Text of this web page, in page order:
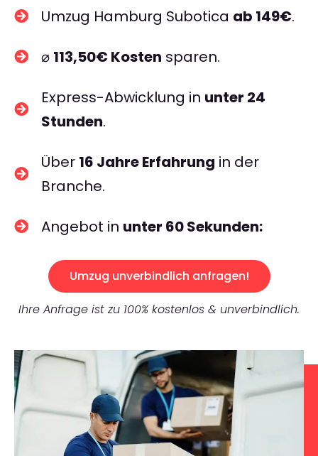
Umzug Hamburg Subotica ab 149€.
⌀ 113,50€ Kosten sparen.
Express-Abwicklung in unter 24
Stunden.
Über 16 Jahre Erfahrung in der
Branche.
Angebot in unter 60 Sekunden:
Umzug unverbindlich anfragen!
Ihre Anfrage ist zu 100% kostenlos & unverbindlich.